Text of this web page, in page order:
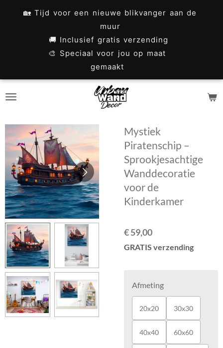
🏡 Tijd voor een nieuwe blikvanger aan de
muur
🚚 Inclusief gratis verzending
🎨 Speciaal voor jou op maat
gemaakt
Mystiek
Piratenschip –
Sprookjesachtige
Wanddecoratie
voor de
Kinderkamer
€ 59,00
GRATIS verzending
Afmeting
20x20 30x30
40x40 60x60